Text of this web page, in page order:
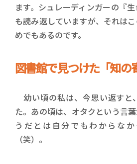
ます。シュレーディンガーの『
も読み返していますが、それは
めでもあるのです。
図書館で見つけた「知の
幼い頃の私は、今思い返すと
た。あの頃は、オタクという言
うだとは自分でもわからな
（笑）。